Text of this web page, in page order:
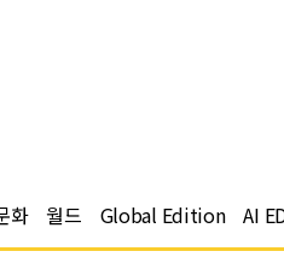
화 월드 Global Edition AI